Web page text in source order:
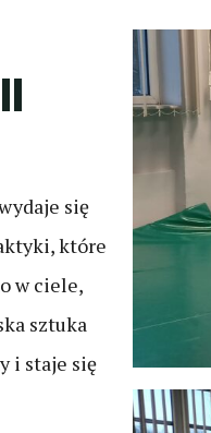
się
które
w ciele,
sztuka
i staje się